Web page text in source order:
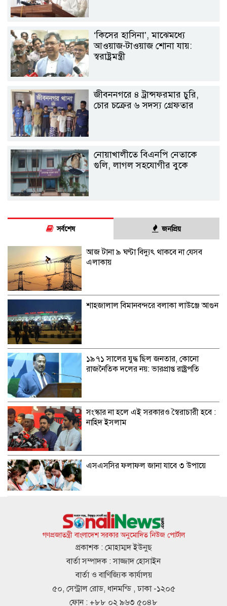
‘কিসের হাসিনা’, মাঝেমধ্যে
আওয়াজ-টাওয়াজ শোনা যায়:
স্বরাষ্ট্রমন্ত্রী
জীবননগরে ৪ ট্রান্সফরমার চুরি,
চোর চক্রের ৬ সদস্য গ্রেফতার
নোয়াখালীতে বিএনপি নেতাকে
গুলি, লাগল সহযোগীর বুকে
সর্বশেষ জনপ্রিয়
আজ টানা ৯ ঘণ্টা বিদ্যুৎ থাকবে না যেসব
এলাকায়
শাহজালাল বিমানবন্দরে বলাকা লাউঞ্জে আগুন
১৯৭১ সালের যুদ্ধ ছিল জনতার, কোনো
রাজনৈতিক দলের নয়: ভারপ্রাপ্ত রাষ্ট্রপতি
সংস্কার না হলে এই সরকারও স্বৈরাচারী হবে :
নাহিদ ইসলাম
এসএসসির ফলাফল জানা যাবে ৩ উপায়ে
মন্ত্রীদের মাসিক বেতন হওয়া উচিত ১০ লাখ,
এমপিদের ৫ লাখ: নুরুল হক
ইতালির বিমানবন্দরে আটকা ঢাকাগামী বিমান,
ভেতরে আড়াই শতাধিক যাত্রী
গণপ্রজাতন্ত্রী বাংলাদেশ সরকার অনুমোদিত নিউজ পোর্টাল
প্রকাশক : মোহাম্মদ ইউনুছ
বার্তা সম্পাদক : সাজ্জাদ হোসাইন
বার্তা ও বাণিজ্যিক কার্যালয়
৫০, সেন্ট্রাল রোড, ধানমন্ডি , ঢাকা -১২০৫
ফোন : +৮৮ ০২ ৯৬৩ ৫০৪৮